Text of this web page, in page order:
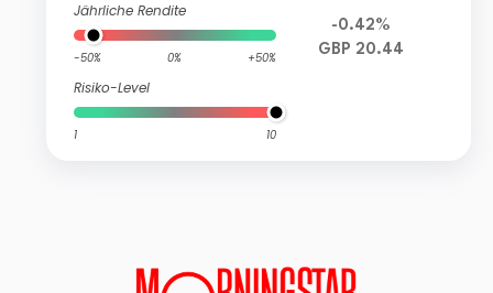
Jährliche Rendite
-50% 0% +50%
Risiko-Level
1 10
-0.42%
GBP 20.44